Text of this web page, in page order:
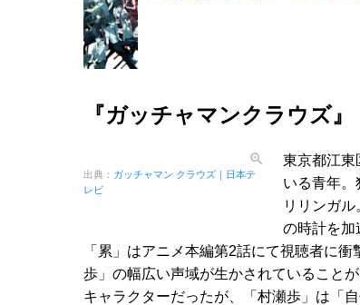
『ガッチャマンクラウズ』
出典： ガッチャマン クラウズ｜日本テ
レビ
東京都江東
いる青年。
リリンガ
の時計を加
「累」はアニメ本編第2話にて視聴者に
歩」の幅広い声域が生かされていること
キャラクターだったが、「村瀬歩」は「